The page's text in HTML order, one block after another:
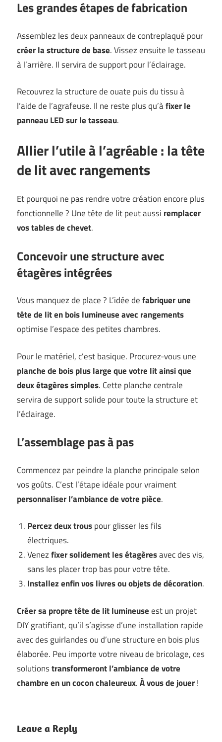
Les grandes étapes de fabrication
Assemblez les deux panneaux de contreplaqué pour
créer la structure de base. Vissez ensuite le tasseau
à l’arrière. Il servira de support pour l’éclairage.
Recouvrez la structure de ouate puis du tissu à
l’aide de l’agrafeuse. Il ne reste plus qu’àfixer le
panneau LED sur le tasseau.
Allier l’utile à l’agréable : la tête
de lit avec rangements
Et pourquoi ne pas rendre votre création encore plus
fonctionnelle ? Une tête de lit peut aussi remplacer
vos tables de chevet.
Concevoir une structure avec
étagères intégrées
Vous manquez de place ? L’idée defabriquer une
tête de lit en bois lumineuse avec rangements
optimise l’espace des petites chambres.
Pour le matériel, c’est basique. Procurez-vous une
planche de bois plus large que votre lit ainsi que
deux étagères simples. Cette planche centrale
servira de support solide pour toute la structure et
l’éclairage.
L’assemblage pas à pas
Commencez par peindre la planche principale selon
vos goûts. C’est l’étape idéale pour vraiment
personnaliser l’ambiance de votre pièce.
Percez deux trouspour glisser les fils
électriques.
Venezfixer solidement les étagèresavec des vis,
sans les placer trop bas pour votre tête.
Installez enfin vos livres ou objets de décoration.
Créer sa propre tête de lit lumineuseest un projet
DIY gratifiant, qu’il s’agisse d’une installation rapide
avec des guirlandes ou d’une structure en bois plus
élaborée. Peu importe votre niveau de bricolage, ces
solutionstransformeront l’ambiance de votre
chambre en un cocon chaleureux.À vous de jouer!
Leave a Reply